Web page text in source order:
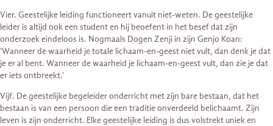
Vier. Geestelijke leiding functioneert vanuit niet-weten. De geestelijke
leider is altijd ook een student en hij beoefent in het besef dat zijn
onderzoek eindeloos is. Nogmaals Dogen Zenji in zijn Genjo Koan:
‘Wanneer de waarheid je totale lichaam-en-geest niet vult, dan denk je dat
je er al bent. Wanneer de waarheid je lichaam-en-geest vult, dan zie je dat
er iets ontbreekt.’
Vijf. De geestelijke begeleider onderricht met zijn bare bestaan, dat het
bestaan is van een persoon die een traditie onverdeeld belichaamt. Zijn
leven is zijn onderricht. Elke geestelijke leiding is dus volstrekt uniek en